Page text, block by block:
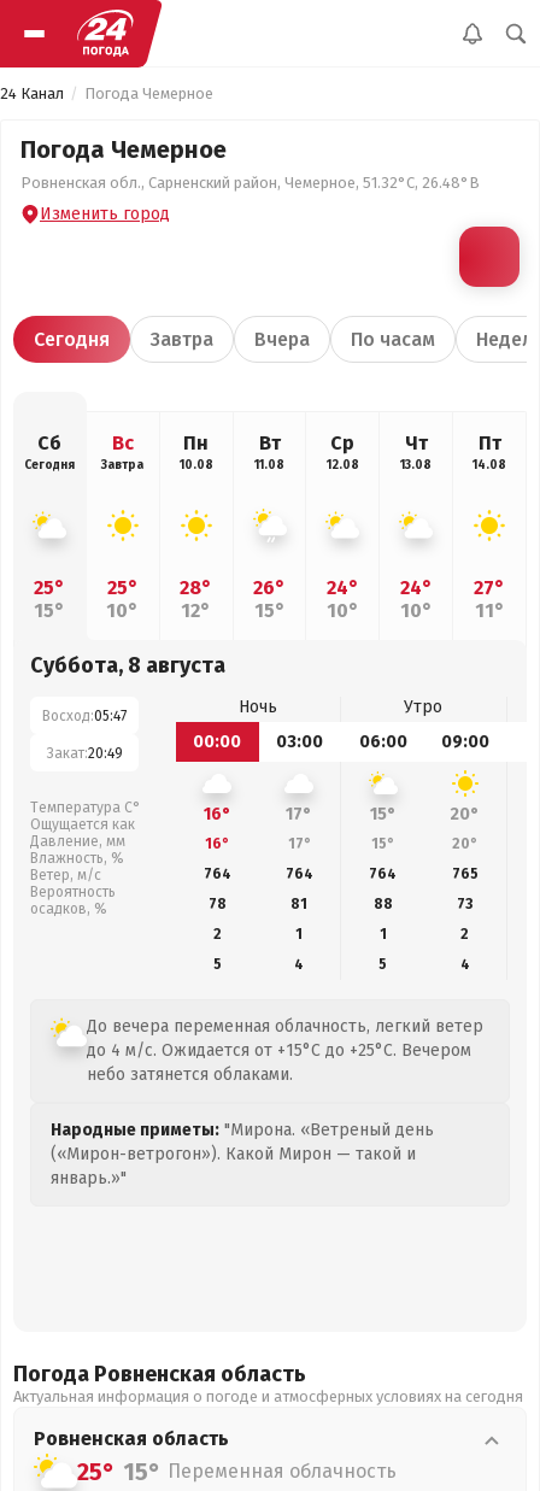
24 Канал Погода Чемерное
Погода Чемерное
Ровненская обл., Сарненский район, Чемерное, 51.32°С, 26.48°В
Изменить город
Сегодня Завтра Вчера По часам
Сб
Сегодня
25°
15°
Вс
Завтра
25°
10°
Пн
10.08
28°
12°
Вт
11.08
26°
15°
Ср
12.08
24°
10°
Чт
13.08
24°
10°
Пт
14.08
27°
11°
Суббота, 8 августа
Восход:05:47
Закат:20:49
Температура С°
Ощущается как
Давление, мм
Влажность, %
Ветер, м/с
Вероятность
осадков, %
Ночь
Утро
00:00
03:00 06:00 09:00
16° 17° 15° 20°
16° 17° 15° 20°
764
764 764 765
78
81 88 73
2
1 1
2
5
4 5 4
До вечера переменная облачность, легкий ветер
до 4 м/с. Ожидается от +15°C до +25°C. Вечером
небо затянется облаками.
Народные приметы: "Мирона. «Ветреный день
(«Мирон-ветрогон»). Какой Мирон — такой и
январь.»"
Погода Ровненская область
Актуальная информация о погоде и атмосферных условиях на сегодня
Ровненская область
25° 15° Переменная облачность